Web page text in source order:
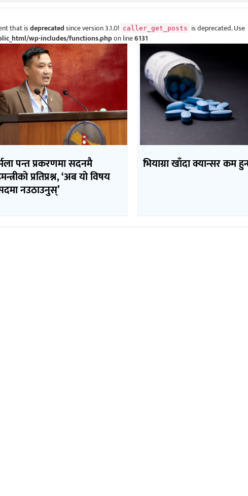
that isdeprecatedsince version 3.1.0! caller_get_posts is deprecated. Use
wp-includes/functions.phpon line6131
पन्त प्रकरणमा सदनमै
प्रतिप्रश्न, ‘अब यो विषय
नउठाउनुस्’
भियाग्रा खाँदा क्यान्सर कम